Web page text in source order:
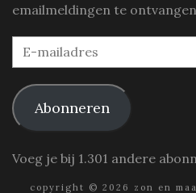
emailmeldingen te
E-
mailadres
Abonneren
Voeg je bij 1.301 andere
copyright © 2026 zon en